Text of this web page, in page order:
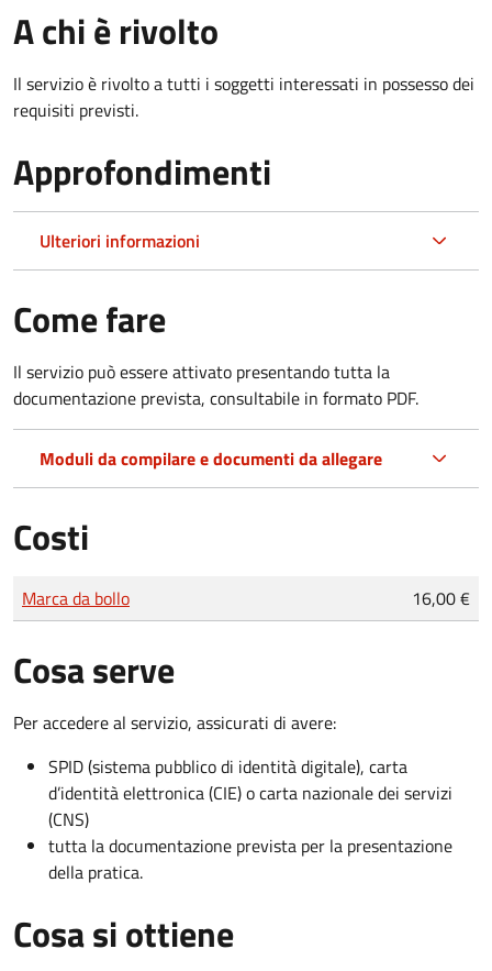
A chi è rivolto
Il servizio è rivolto a tutti i soggetti interessati in possesso dei
requisiti previsti.
Approfondimenti
Ulteriori informazioni
Come fare
Il servizio può essere attivato presentando tutta la
documentazione prevista, consultabile in formato PDF.
Moduli da compilare e documenti da allegare
Costi
Tipo di pagamento
Importo
Marca da bollo 16,00 €
Cosa serve
Per accedere al servizio, assicurati di avere:
SPID (sistema pubblico di identità digitale), carta
d’identità elettronica (CIE) o carta nazionale dei servizi
(CNS)
tutta la documentazione prevista per la presentazione
della pratica.
Cosa si ottiene